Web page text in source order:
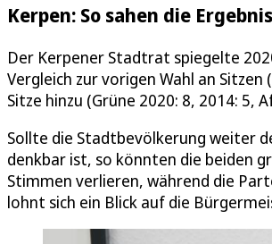
Kerpen: So sahen die
Der Kerpener Stadtrat spiegelte
Vergleich zur vorigen Wahl an Sitzen
Sitze hinzu (Grüne 2020: 8, 2014: 5,
Sollte die Stadtbevölkerung weiter
denkbar ist, so könnten die beiden
Stimmen verlieren, während die
lohnt sich ein Blick auf die